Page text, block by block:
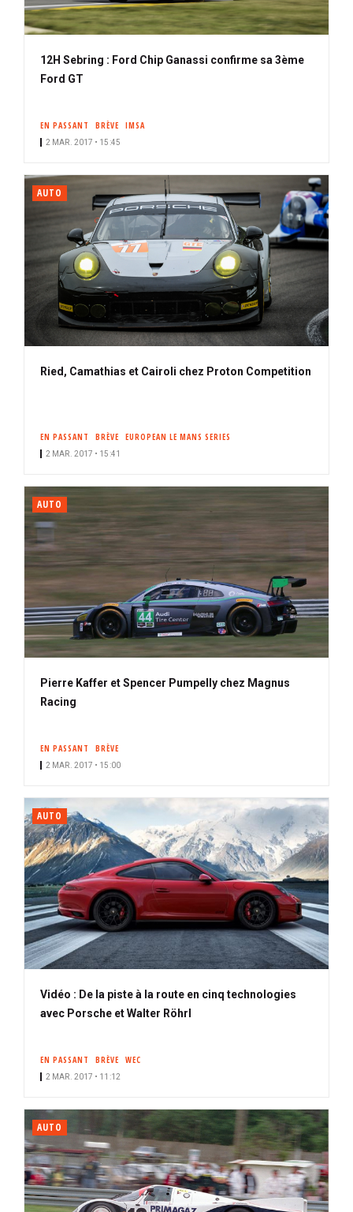
12H Sebring : Ford Chip Ganassi confirme sa 3ème
Ford GT
EN PASSANT BRÈVE IMSA
2 MAR. 2017 • 15:45
AUTO
Ried, Camathias et Cairoli chez Proton Competition
EN PASSANT BRÈVE EUROPEAN LE MANS SERIES
2 MAR. 2017 • 15:41
AUTO
Pierre Kaffer et Spencer Pumpelly chez Magnus
Racing
EN PASSANT BRÈVE
2 MAR. 2017 • 15:00
AUTO
Vidéo : De la piste à la route en cinq technologies
avec Porsche et Walter Röhrl
EN PASSANT BRÈVE WEC
2 MAR. 2017 • 11:12
AUTO